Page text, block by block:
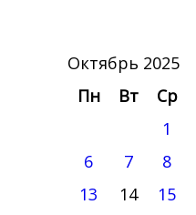
Октябрь 2025
Пн
Вт Ср
1
6
7 8
13
14 15